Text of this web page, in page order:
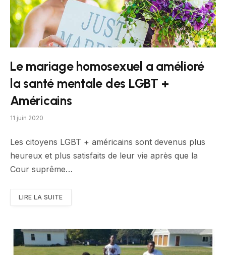
Le mariage homosexuel a amélioré
la santé mentale des LGBT +
Américains
11 juin 2020
Les citoyens LGBT + américains sont devenus plus
heureux et plus satisfaits de leur vie après que la
Cour suprême…
LIRE LA SUITE